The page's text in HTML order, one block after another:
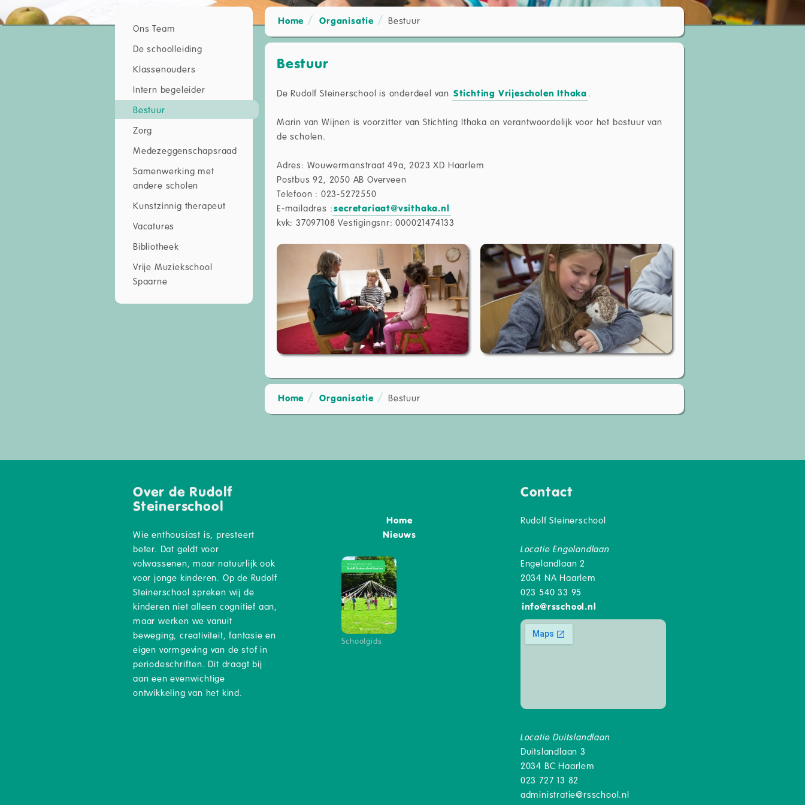
Home Organisatie Bestuur
Bestuur
De Rudolf Steinerschool is onderdeel van Stichting Vrijescholen Ithaka .
Marin van Wijnen is voorzitter van Stichting Ithaka en verantwoordelijk voor het bestuur van
de scholen.
Adres: Wouwermanstraat 49a, 2023 XD Haarlem
Postbus 92, 2050 AB Overveen
Telefoon : 023-5272550
E-mailadres :secretariaat@vsithaka.nl
kvk: 37097108 Vestigingsnr: 000021474133
Home Organisatie Bestuur
Ons Team
De schoolleiding
Klassenouders
Intern begeleider
Bestuur
Zorg
Medezeggenschapsraad
Samenwerking met
andere scholen
Kunstzinnig therapeut
Vacatures
Bibliotheek
Vrije Muziekschool
Spaarne
Over de Rudolf
Steinerschool
Wie enthousiast is, presteert
beter. Dat geldt voor
volwassenen, maar natuurlijk ook
voor jonge kinderen. Op de Rudolf
Steinerschool spreken wij de
kinderen niet alleen cognitief aan,
maar werken we vanuit
beweging, creativiteit, fantasie en
eigen vormgeving van de stof in
periodeschriften. Dit draagt bij
aan een evenwichtige
ontwikkeling van het kind.
Home
Nieuws
Schoolgids
Contact
Rudolf Steinerschool
Locatie Engelandlaan
Engelandlaan 2
2034 NA Haarlem
023 540 33 95
info@rsschool.nl
Locatie Duitslandlaan
Duitslandlaan 3
2034 BC Haarlem
023 727 13 82
administratie@rsschool.nl